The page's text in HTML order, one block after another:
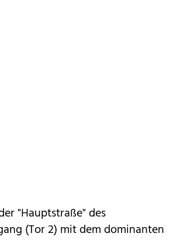
"Hauptstraße" des
(Tor 2) mit dem dominanten